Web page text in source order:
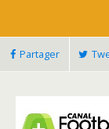
Partager